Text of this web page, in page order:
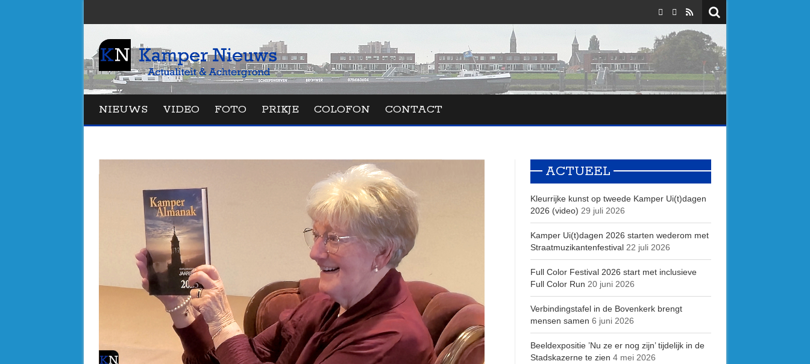
NIEUWS VIDEO FOTO PRIKJE COLOFON CONTACT
ACTUEEL
Kleurrijke kunst op tweede Kamper Ui(t)dagen
2026 (video) 29 juli 2026
Kamper Ui(t)dagen 2026 starten wederom met
Straatmuzikantenfestival 22 juli 2026
Full Color Festival 2026 start met inclusieve
Full Color Run 20 juni 2026
Verbindingstafel in de Bovenkerk brengt
mensen samen 6 juni 2026
Beeldexpositie ’Nu ze er nog zijn’ tijdelijk in de
Stadskazerne te zien 4 mei 2026